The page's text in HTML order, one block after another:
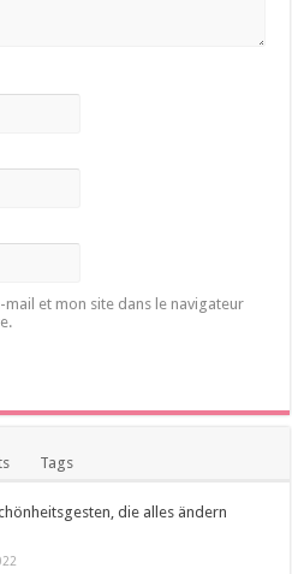
et mon site dans le navigateur
Tags
die alles ändern